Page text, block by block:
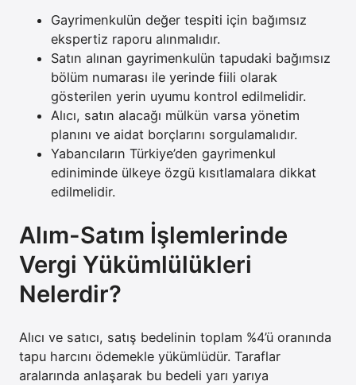
Gayrimenkulün değer tespiti için bağımsız
ekspertiz raporu alınmalıdır.
Satın alınan gayrimenkulün tapudaki bağımsız
bölüm numarası ile yerinde fiili olarak
gösterilen yerin uyumu kontrol edilmelidir.
Alıcı, satın alacağı mülkün varsa yönetim
planını ve aidat borçlarını sorgulamalıdır.
Yabancıların Türkiye’den gayrimenkul
ediniminde ülkeye özgü kısıtlamalara dikkat
edilmelidir.
Alım-Satım İşlemlerinde
Vergi Yükümlülükleri
Nelerdir?
Alıcı ve satıcı, satış bedelinin toplam %4’ü oranında
tapu harcını ödemekle yükümlüdür. Taraflar
aralarında anlaşarak bu bedeli yarı yarıya